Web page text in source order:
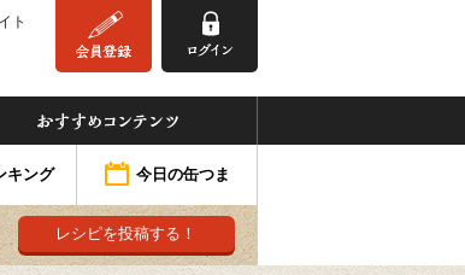
ト
の缶つま
キング 今日の缶つま
レシピを投稿する！